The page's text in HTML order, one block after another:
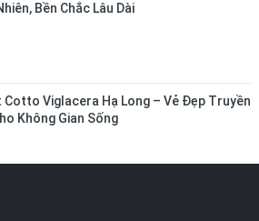
Bền Chắc Lâu Dài
Cotto Viglacera Hạ Long – Vẻ Đẹp Truyền
Không Gian Sống